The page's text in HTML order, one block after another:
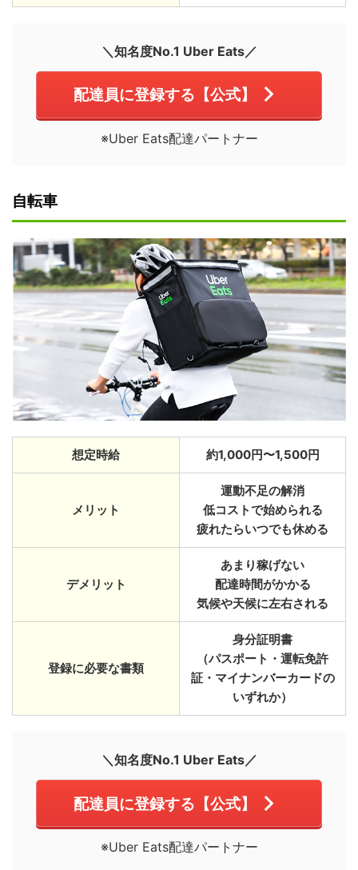
＼知名度No.1 Uber Eats／
配達員に登録する【公式】
※Uber Eats配達パートナー
自転車
想定時給 約1,000円〜1,500円
メリット
運動不足の解消
低コストで始められる
疲れたらいつでも休める
デメリット
あまり稼げない
配達時間がかかる
気候や天候に左右される
登録に必要な書類
身分証明書
（パスポート・運転免許
証・マイナンバーカードの
いずれか）
＼知名度No.1 Uber Eats／
配達員に登録する【公式】
※Uber Eats配達パートナー